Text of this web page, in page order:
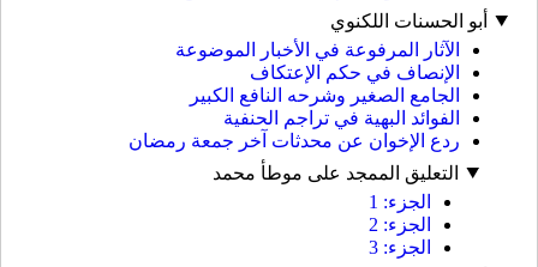
أبو الحسنات اللكنوي
الآثار المرفوعة في الأخبار الموضوعة
الإنصاف في حكم الإعتكاف
الجامع الصغير وشرحه النافع الكبير
الفوائد البهية في تراجم الحنفية
ردع الإخوان عن محدثات آخر جمعة رمضان
التعليق الممجد على موطأ محمد
الجزء: 1
الجزء: 2
الجزء: 3